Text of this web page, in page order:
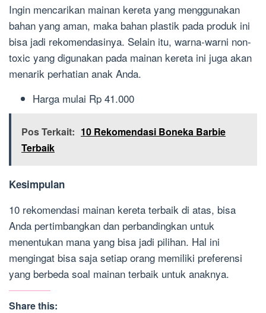
Ingin mencarikan mainan kereta yang menggunakan
bahan yang aman, maka bahan plastik pada produk ini
bisa jadi rekomendasinya. Selain itu, warna-warni non-
toxic yang digunakan pada mainan kereta ini juga akan
menarik perhatian anak Anda.
Harga mulai Rp 41.000
Pos Terkait: 10 Rekomendasi Boneka Barbie
Terbaik
Kesimpulan
10 rekomendasi mainan kereta terbaik di atas, bisa
Anda pertimbangkan dan perbandingkan untuk
menentukan mana yang bisa jadi pilihan. Hal ini
mengingat bisa saja setiap orang memiliki preferensi
yang berbeda soal mainan terbaik untuk anaknya.
Share this: